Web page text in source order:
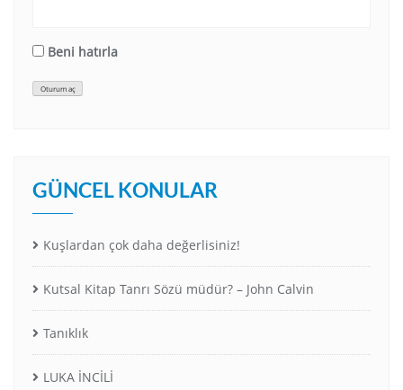
Beni hatırla
Oturum aç
GÜNCEL KONULAR
Kuşlardan çok daha değerlisiniz!
Kutsal Kitap Tanrı Sözü müdür? – John Calvin
Tanıklık
LUKA İNCİLİ